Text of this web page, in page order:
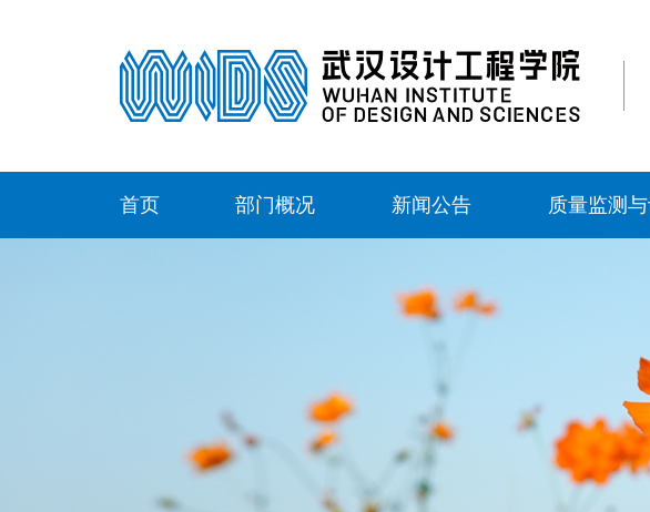
首页 部门概况 新闻公告 质量监测